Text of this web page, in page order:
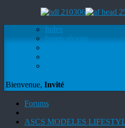
Index
Sujets récents
Bienvenue, Invité
Forums
ASCS MODELES